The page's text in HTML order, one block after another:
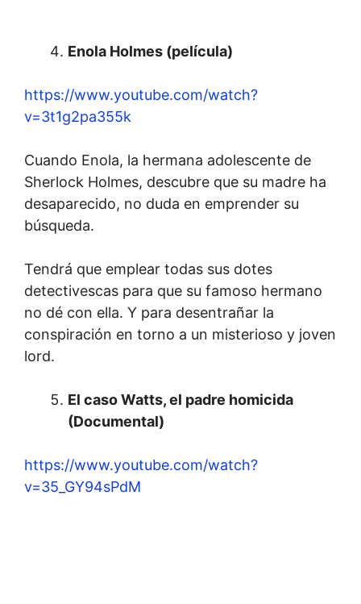
Enola Holmes (película)
https://www.youtube.com/watch?
v=3t1g2pa355k
Cuando Enola, la hermana adolescente de
Sherlock Holmes, descubre que su madre ha
desaparecido, no duda en emprender su
búsqueda.
Tendrá que emplear todas sus dotes
detectivescas para que su famoso hermano
no dé con ella. Y para desentrañar la
conspiración en torno a un misterioso y joven
lord.
El caso Watts, el padre homicida
(Documental)
https://www.youtube.com/watch?
v=35_GY94sPdM